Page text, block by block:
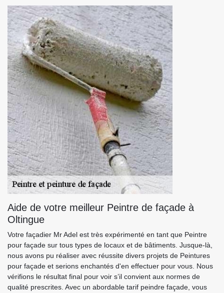
Aide de votre meilleur Peintre de façade à
Oltingue
Votre façadier Mr Adel est très expérimenté en tant que Peintre
pour façade sur tous types de locaux et de bâtiments. Jusque-là,
nous avons pu réaliser avec réussite divers projets de Peintures
pour façade et serions enchantés d'en effectuer pour vous. Nous
vérifions le résultat final pour voir s’il convient aux normes de
qualité prescrites. Avec un abordable tarif peindre façade, vous